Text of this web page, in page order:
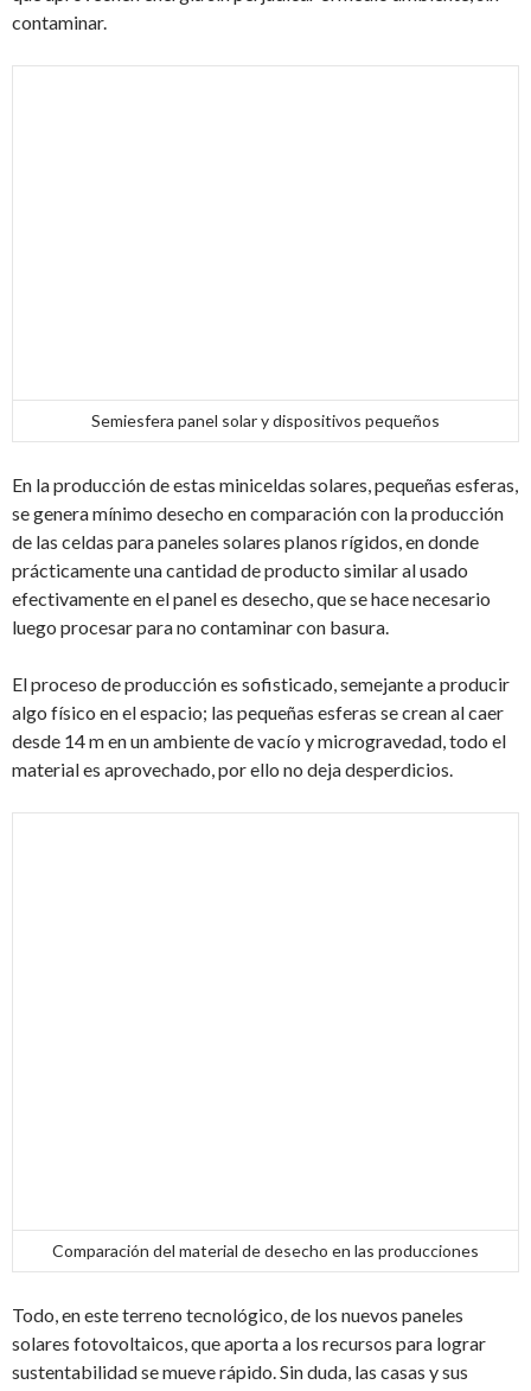
contaminar.
Semiesfera panel solar y dispositivos pequeños
En la producción de estas miniceldas solares, pequeñas esferas,
se genera mínimo desecho en comparación con la producción
de las celdas para paneles solares planos rígidos, en donde
prácticamente una cantidad de producto similar al usado
efectivamente en el panel es desecho, que se hace necesario
luego procesar para no contaminar con basura.
El proceso de producción es sofisticado, semejante a producir
algo físico en el espacio; las pequeñas esferas se crean al caer
desde 14 m en un ambiente de vacío y microgravedad, todo el
material es aprovechado, por ello no deja desperdicios.
Comparación del material de desecho en las producciones
Todo, en este terreno tecnológico, de los nuevos paneles
solares fotovoltaicos, que aporta a los recursos para lograr
sustentabilidad se mueve rápido. Sin duda, las casas y sus